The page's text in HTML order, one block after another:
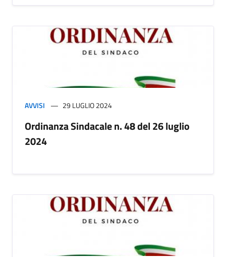
AVVISI 29 LUGLIO 2024
Ordinanza Sindacale n. 48 del 26 luglio
2024